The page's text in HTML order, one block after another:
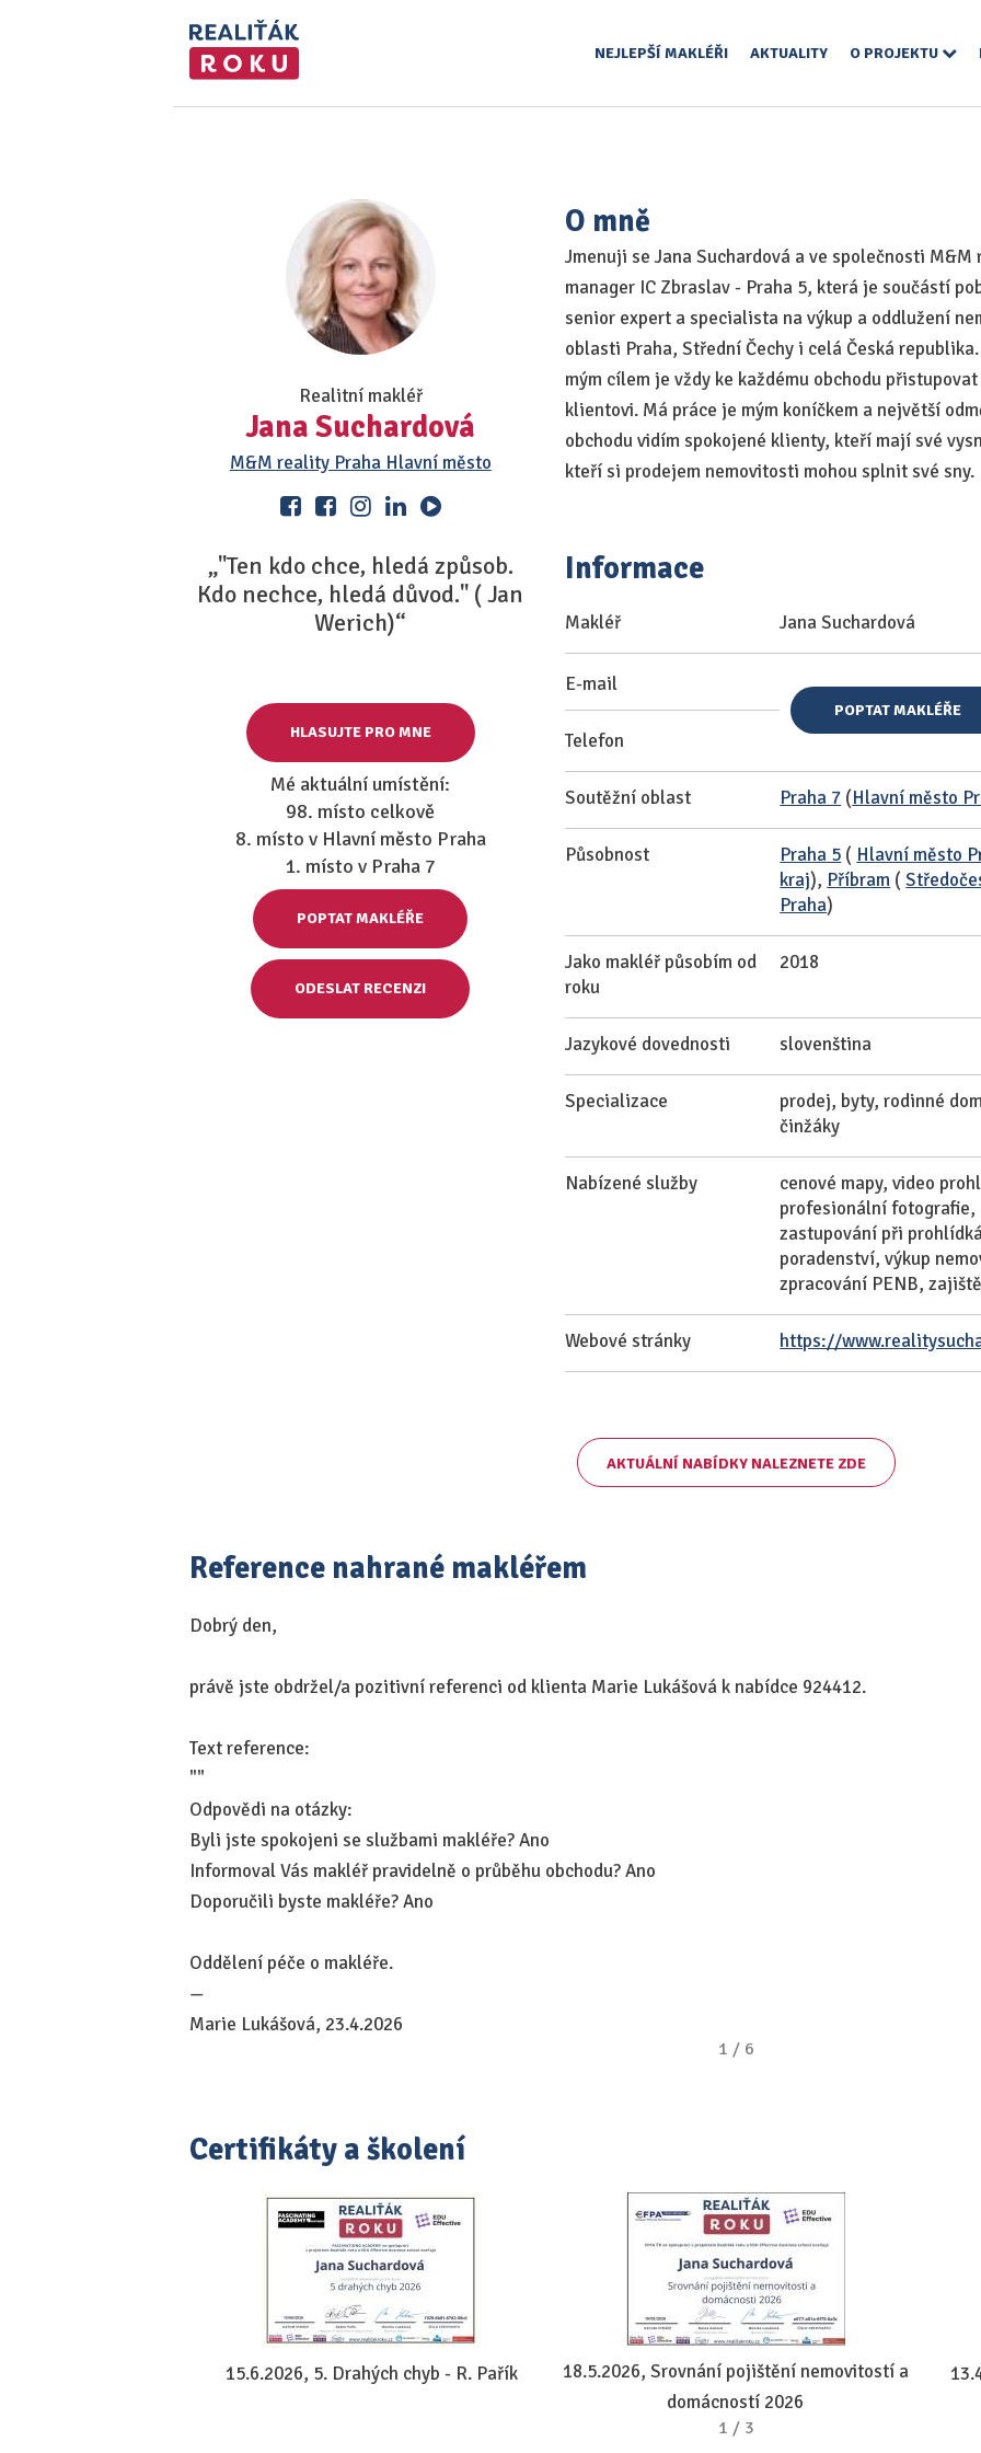
NEJLEPŠÍ MAKLÉŘI AKTUALITY O PROJEKTU
Realitní makléř
Jana Suchardová
M&M reality Praha Hlavní město
„"Ten kdo chce, hledá způsob.
Kdo nechce, hledá důvod." ( Jan
Werich)“
HLASUJTE PRO MNE
Mé aktuální umístění:
98. místo celkově
8. místo v Hlavní město Praha
1. místo v Praha 7
POPTAT MAKLÉŘE
ODESLAT RECENZI
O mně
Jmenuji se Jana Suchardová a ve společnosti
manager IC Zbraslav - Praha 5, která je součástí
senior expert a specialista na výkup a oddlužení
oblasti Praha, Střední Čechy i celá Česká
mým cílem je vždy ke každému obchodu
klientovi. Má práce je mým koníčkem a největší
obchodu vidím spokojené klienty, kteří mají své
kteří si prodejem nemovitosti mohou splnit své sny.
Informace
Makléř Jana Suchardová
E-mail
Telefon
POPTAT MAKLÉŘE
Soutěžní oblast Praha 7 (Hlavní město
Působnost Praha 5 ( Hlavní město
kraj), Příbram (
Praha)
Jako makléř působím od
roku
2018
Jazykové dovednosti slovenština
Specializace
prodej, byty, rodinné
činžáky
Nabízené služby
cenové mapy, video
profesionální fotografie,
zastupování při
poradenství, výkup
zpracování PENB,
Webové stránky https://
AKTUÁLNÍ NABÍDKY NALEZNETE ZDE
Reference nahrané makléřem
Dobrý den,
právě jste obdržel/a pozitivní referenci od klienta Marie Lukášová k nabídce 924412.
Text reference:
""
Odpovědi na otázky:
Byli jste spokojeni se službami makléře? Ano
Informoval Vás makléř pravidelně o průběhu obchodu? Ano
Doporučili byste makléře? Ano
Oddělení péče o makléře.
—
Marie Lukášová, 23.4.2026
1 / 6
Certifikáty a školení
15.6.2026, 5. Drahých chyb - R. Pařík
18.5.2026, Srovnání pojištění nemovitostí a
domácností 2026
1 / 3